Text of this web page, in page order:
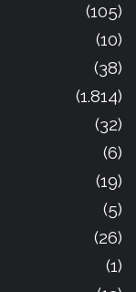
(105)
(10)
(38)
(1.814)
(32)
(6)
(19)
(5)
(26)
(1)